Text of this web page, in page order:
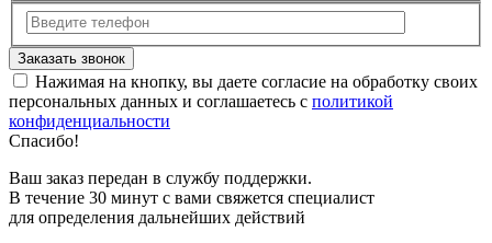
Нажимая на кнопку, вы даете согласие на обработку своих
персональных данных и соглашаетесь с политикой
конфиденциальности
Спасибо!
Ваш заказ передан в службу поддержки.
В течение 30 минут с вами свяжется специалист
для определения дальнейших действий